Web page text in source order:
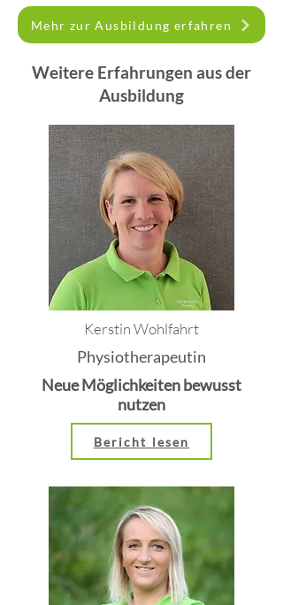
Mehr zur Ausbildung erfahren
Weitere Erfahrungen aus der
Ausbildung
Kerstin Wohlfahrt
Physiotherapeutin
Neue Möglichkeiten bewusst
nutzen
Bericht lesen